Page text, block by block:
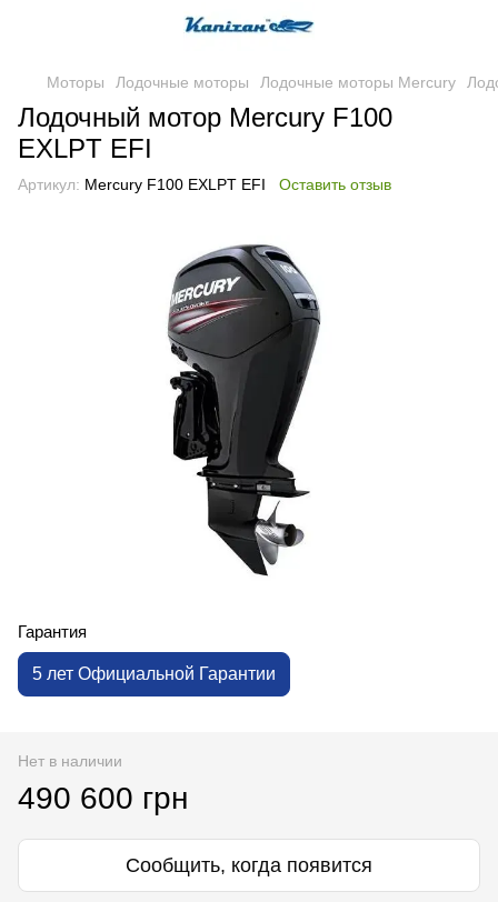
Моторы Лодочные моторы Лодочные моторы Mercury
Лодочный мотор Mercury F100
EXLPT EFI
Артикул: Mercury F100 EXLPT EFI Оставить отзыв
Гарантия
5 лет Официальной Гарантии
Нет в наличии
490 600 грн
Сообщить, когда появится